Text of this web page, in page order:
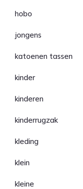
hobo
jongens
katoenen tassen
kinder
kinderen
kinderrugzak
kleding
klein
kleine